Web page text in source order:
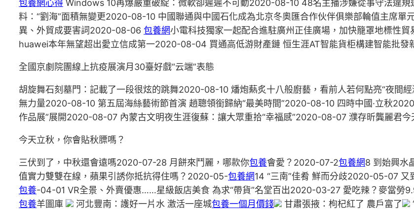
包養網心得 Windows 10再爆嚴重破綻：微軟卻遲遲不可動2020-08-10 48名主播涉嫌從事守法違
料：“劉海”面積無變更2020-08-10 中國聯通與中國石化成為北京冬奧匯合作伙伴俱樂部輪值主席
異、外貿成要害詞2020-08-06 包養網小電科技獨家一起配合進駐廣州正佳廣場，加快籠罩地標性
huawei本年無望超出愛立信成第一2020-08-04 買通高低游財產鏈 恒生涯AT智能貨柜構建智能批
全國京劇院團線上抗疫展演月30臺好戲“云端”表態
胡旋舞石刻墓門：記載了一段很炫的跳舞2020-08-10 燔炮爇炙十八般廚藝，看前人若何點亮“夜間
無力量2020-08-10 第五屆海絲藝術節首演 趙聰領銜歸納“最美時間”2020-08-10 四時中國·立秋
作品展”展開2020-08-07 內蒙古文明夜生涯復蘇：讓大眾重拾“幸福感”2020-08-07 濮存昕龔麗君
今天立秋，你會貼秋膘嗎？
三伏到了，中秋還會遠嗎2020-07-28 月餅來鬥麗，哪款你包養會愛？2020-07-2包養網8 到始興水
值實力雙雙在線，蘋果引誘你抵抗得住嗎？2020-05-包養網14 “三南”佳肴 鮮而分歧2020-05-07 又
包養-04-01 VR全景、外賣優惠……星級飯店美食 為求“帶貨”名堂百出2020-03-27 愛吃辣？麥當勞
包養羊圖庫 河北豐南：護好一片水 激活一座城包養一個月價錢 甘肅張掖：枸杞紅了 農戶富了